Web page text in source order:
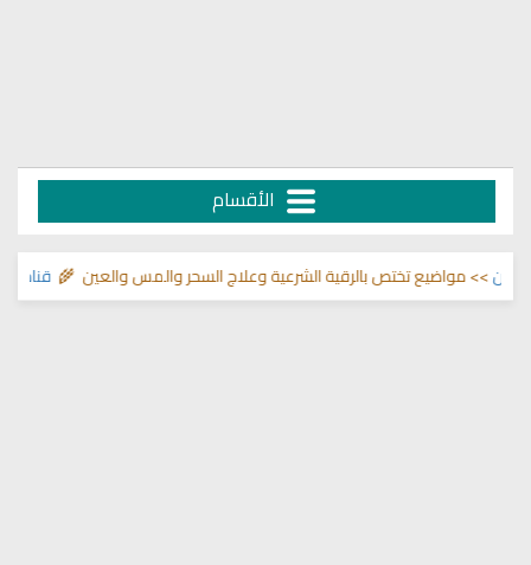
الأقسام
قناة وشفاء>> مواضيع تختص بالرقية الشرعية وعلاج السحر والمس والعين 🌾